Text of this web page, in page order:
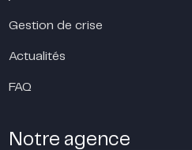
Gestion de crise
Actualités
FAQ
Notre agence